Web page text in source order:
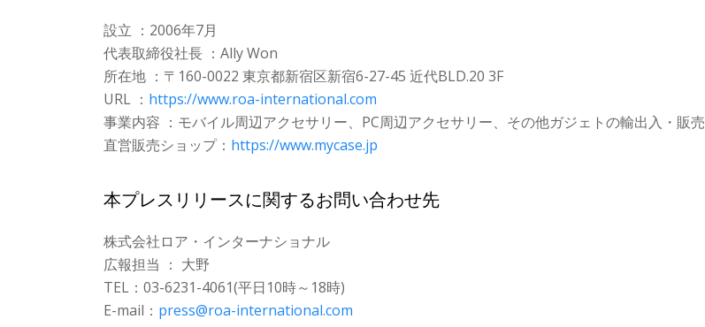
設立 ：2006年7月
代表取締役社長 ：Ally Won
所在地 ：〒160-0022 東京都新宿区新宿6-27-45 近代BLD.20 3F
URL ： https://www.roa-international.com
事業内容 ：モバイル周辺アクセサリー、PC周辺アクセサリー、その他ガジェトの輸出入・販売
直営販売ショップ： https://www.mycase.jp
本プレスリリースに関するお問い合わせ先
株式会社ロア・インターナショナル
広報担当 ： 大野
TEL：03-6231-4061(平日10時～18時)
E-mail： press@roa-international.com